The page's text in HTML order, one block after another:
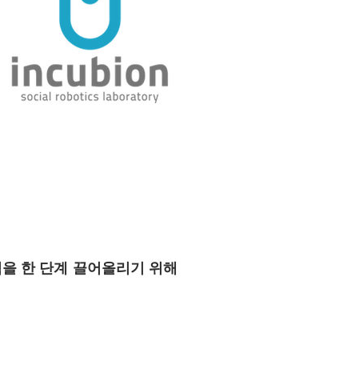
한 단계 끌어올리기 위해